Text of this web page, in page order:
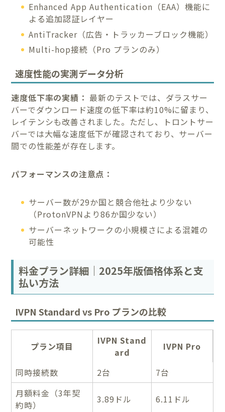
Enhanced App Authentication（EAA）機能に
よる追加認証レイヤー
AntiTracker（広告・トラッカーブロック機能）
Multi-hop接続（Pro プランのみ）
速度性能の実測データ分析
速度低下率の実績： 最新のテストでは、ダラスサー
バーでダウンロード速度の低下率は約10%に留まり、
レイテンシも改善されました。ただし、トロントサー
バーでは大幅な速度低下が確認されており、サーバー
間での性能差が存在します。
パフォーマンスの注意点：
サーバー数が29か国と競合他社より少ない
（ProtonVPNより86か国少ない）
サーバーネットワークの小規模さによる混雑の
可能性
料金プラン詳細｜2025年版価格体系と支
払い方法
IVPN Standard vs Pro プランの比較
プラン項目
IVPN Stand
ard
IVPN Pro
同時接続数 2台
7台
月額料金（3年契
約時）
3.89ドル 6.11ドル